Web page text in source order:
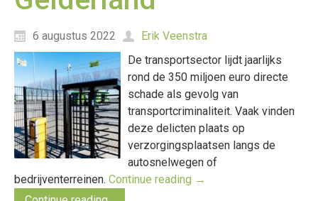
6 augustus 2022
Erik Veenstra
De transportsector lijdt jaarlijks
rond de 350 miljoen euro directe
schade als gevolg van
transportcriminaliteit. Vaak vinden
deze delicten plaats op
verzorgingsplaatsen langs de
autosnelwegen of
bedrijventerreinen. Continue reading →